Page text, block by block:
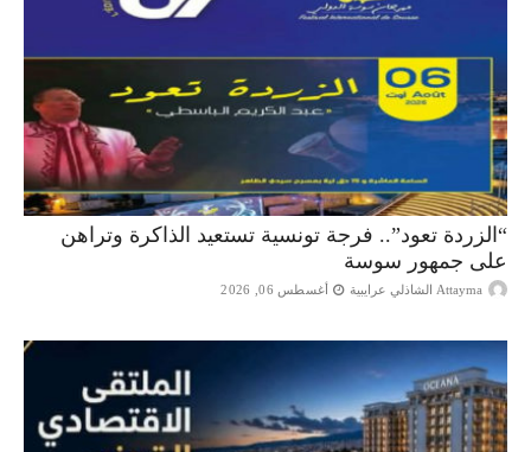
“الزردة تعود”.. فرجة تونسية تستعيد الذاكرة وتراهن
على جمهور سوسة
Attayma الشاذلي عرايبية أغسطس 06, 2026